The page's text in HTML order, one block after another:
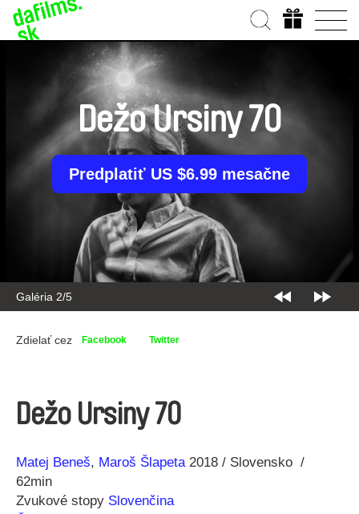
Galéria 2/5
Dežo Ursiny 70
Predplatiť US $6.99 mesačne
Zdielať cez Facebook Twitter
Dežo Ursiny 70
Réžia
Matej Beneš Maroš Šlapeta
Rok
výroby
2018
Slovensko
62min
Zvukové stopy Slovenčina